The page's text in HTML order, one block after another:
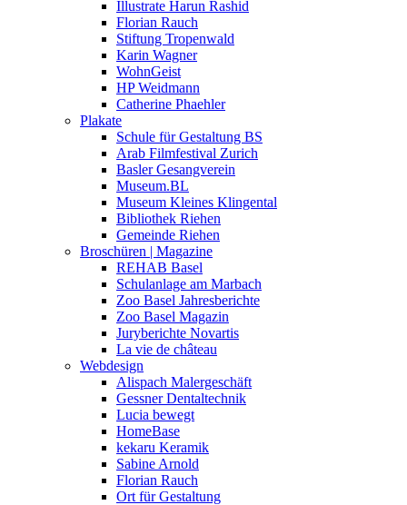
Illustrate Harun Rashid
Florian Rauch
Stiftung Tropenwald
Karin Wagner
WohnGeist
HP Weidmann
Catherine Phaehler
Plakate
Schule für Gestaltung BS
Arab Filmfestival Zurich
Basler Gesangverein
Museum.BL
Museum Kleines Klingental
Bibliothek Riehen
Gemeinde Riehen
Broschüren | Magazine
REHAB Basel
Schulanlage am Marbach
Zoo Basel Jahresberichte
Zoo Basel Magazin
Juryberichte Novartis
La vie de château
Webdesign
Alispach Malergeschäft
Gessner Dentaltechnik
Lucia bewegt
HomeBase
kekaru Keramik
Sabine Arnold
Florian Rauch
Ort für Gestaltung